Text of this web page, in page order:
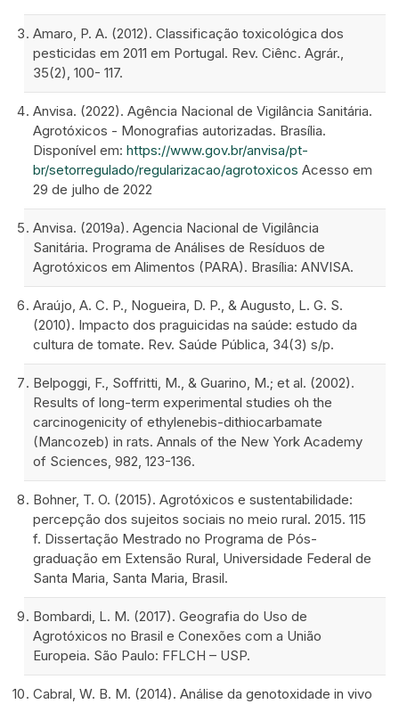
Amaro, P. A. (2012). Classificação toxicológica dos
pesticidas em 2011 em Portugal. Rev. Ciênc. Agrár.,
35(2), 100- 117.
Anvisa. (2022). Agência Nacional de Vigilância Sanitária.
Agrotóxicos - Monografias autorizadas. Brasília.
Disponível em: https://www.gov.br/anvisa/pt-
br/setorregulado/regularizacao/agrotoxicos Acesso em
29 de julho de 2022
Anvisa. (2019a). Agencia Nacional de Vigilância
Sanitária. Programa de Análises de Resíduos de
Agrotóxicos em Alimentos (PARA). Brasília: ANVISA.
Araújo, A. C. P., Nogueira, D. P., & Augusto, L. G. S.
(2010). Impacto dos praguicidas na saúde: estudo da
cultura de tomate. Rev. Saúde Pública, 34(3) s/p.
Belpoggi, F., Soffritti, M., & Guarino, M.; et al. (2002).
Results of long-term experimental studies oh the
carcinogenicity of ethylenebis-dithiocarbamate
(Mancozeb) in rats. Annals of the New York Academy
of Sciences, 982, 123-136.
Bohner, T. O. (2015). Agrotóxicos e sustentabilidade:
percepção dos sujeitos sociais no meio rural. 2015. 115
f. Dissertação Mestrado no Programa de Pós-
graduação em Extensão Rural, Universidade Federal de
Santa Maria, Santa Maria, Brasil.
Bombardi, L. M. (2017). Geografia do Uso de
Agrotóxicos no Brasil e Conexões com a União
Europeia. São Paulo: FFLCH – USP.
Cabral, W. B. M. (2014). Análise da genotoxidade in vivo